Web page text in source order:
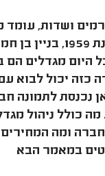
ושדות, עומד
קומות? אולי בשנת
כזה יכול לבוא
נכנסת לתמונה
כולל ניהול
ומה המחירים
במאמר הבא